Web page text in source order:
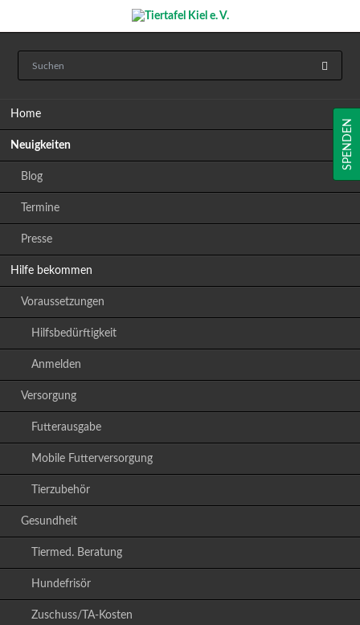
Home
Neuigkeiten
Blog
Termine
Presse
Hilfe bekommen
Voraussetzungen
Hilfsbedürftigkeit
Anmelden
Versorgung
Futterausgabe
Mobile Futterversorgung
Tierzubehör
Gesundheit
Tiermed. Beratung
Hundefrisör
Zuschuss/TA-Kosten
SPENDEN